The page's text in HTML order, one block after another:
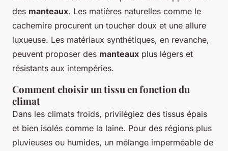
des manteaux. Les matières naturelles comme le
cachemire procurent un toucher doux et une allure
luxueuse. Les matériaux synthétiques, en revanche,
peuvent proposer des manteaux plus légers et
résistants aux intempéries.
Comment choisir un tissu en fonction du
climat
Dans les climats froids, privilégiez des tissus épais
et bien isolés comme la laine. Pour des régions plus
pluvieuses ou humides, un mélange imperméable de